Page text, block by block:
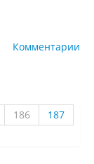
Комментарии
186
187